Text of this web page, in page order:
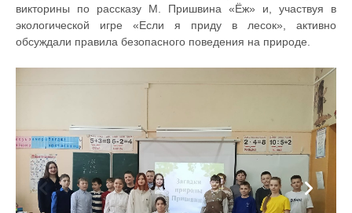
викторины по рассказу М. Пришвина «Ёж» и, участвуя в
экологической игре «Если я приду в лесок», активно
обсуждали правила безопасного поведения на природе.